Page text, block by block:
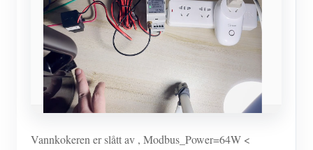
Vannkokeren er slått av , Modbus_Power=64W <